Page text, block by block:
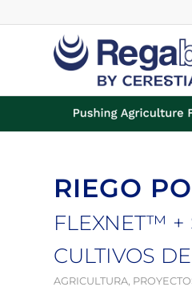
RIEGO
FLEXNET™ +
CULTIVOS
AGRICULTURA,